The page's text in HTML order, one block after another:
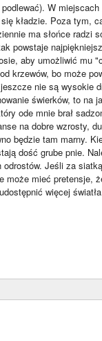
W
kładzie. Poza tym,
ma słońce radzi
powstaje
aby umożliwić mu
krzewów, bo może
nie są wysokie
świerków, to na
ode mnie brał
na dobre wzrosty,
będzie tam marny.
dość grube pnie.
Jeśli za
może mieć pretensje,
więcej